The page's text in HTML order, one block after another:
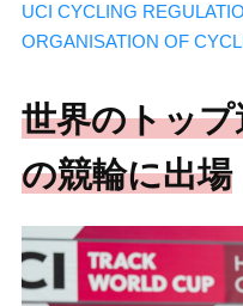
UCI CYCLING
ORGANISATION OF
世界のトッ
の競輪に出場